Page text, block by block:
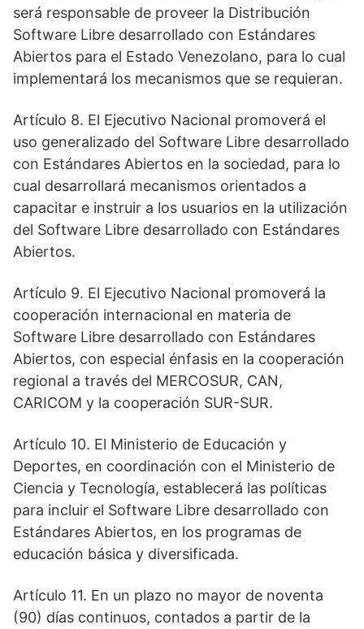
será responsable de proveer la Distribución
Software Libre desarrollado con Estándares
Abiertos para el Estado Venezolano, para lo cual
implementará los mecanismos que se requieran.
Artículo 8. El Ejecutivo Nacional promoverá el
uso generalizado del Software Libre desarrollado
con Estándares Abiertos en la sociedad, para lo
cual desarrollará mecanismos orientados a
capacitar e instruir a los usuarios en la utilización
del Software Libre desarrollado con Estándares
Abiertos.
Artículo 9. El Ejecutivo Nacional promoverá la
cooperación internacional en materia de
Software Libre desarrollado con Estándares
Abiertos, con especial énfasis en la cooperación
regional a través del MERCOSUR, CAN,
CARICOM y la cooperación SUR-SUR.
Artículo 10. El Ministerio de Educación y
Deportes, en coordinación con el Ministerio de
Ciencia y Tecnología, establecerá las políticas
para incluir el Software Libre desarrollado con
Estándares Abiertos, en los programas de
educación básica y diversificada.
Artículo 11. En un plazo no mayor de noventa
(90) días continuos, contados a partir de la